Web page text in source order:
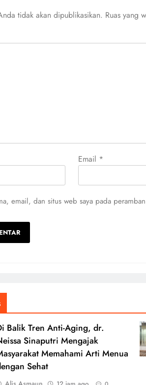
tidak akan dipublikasikan. Ruas yang
Email *
email, dan situs web saya pada
Balik Tren Anti-Aging, dr.
Sinaputri Mengajak
Memahami Arti Menua
Sehat